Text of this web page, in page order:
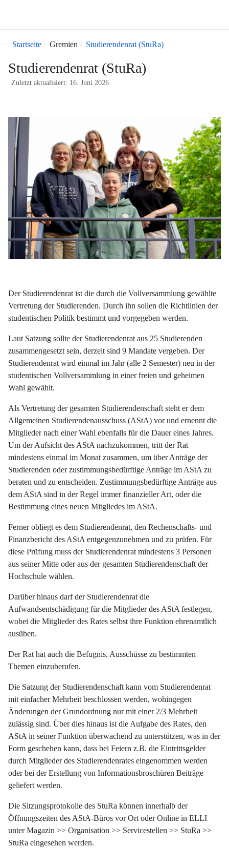
Startseite Gremien Studierendenrat (StuRa)
Studierendenrat (StuRa)
Zuletzt aktualisiert: 16. Juni 2026
Der Studierendenrat ist die durch die Vollversammlung gewählte
Vertretung der Studierenden. Durch ihn sollen die Richtlinien der
studentischen Politik bestimmt und vorgegeben werden.
Laut Satzung sollte der Studierendenrat aus 25 Studierenden
zusammengesetzt sein, derzeit sind 9 Mandate vergeben. Der
Studierendenrat wird einmal im Jahr (alle 2 Semester) neu in der
studentischen Vollversammlung in einer freien und geheimen
Wahl gewählt.
Als Vertretung der gesamten Studierendenschaft steht er dem
Allgemeinen Studierendenausschuss (AStA) vor und ernennt die
Mitglieder nach einer Wahl ebenfalls für die Dauer eines Jahres.
Um der Aufsicht des AStA nachzukommen, tritt der Rat
mindestens einmal im Monat zusammen, um über Anträge der
Studierenden oder zustimmungsbedürftige Anträge im AStA zu
beraten und zu entscheiden. Zustimmungsbedürftige Anträge aus
dem AStA sind in der Regel immer finanzieller Art, oder die
Bestimmung eines neuen Mitgliedes im AStA.
Ferner obliegt es dem Studierendenrat, den Rechenschafts- und
Finanzbericht des AStA entgegenzunehmen und zu prüfen. Für
diese Prüfung muss der Studierendenrat mindestens 3 Personen
aus seiner Mitte oder aus der gesamten Studierendenschaft der
Hochschule wählen.
Darüber hinaus darf der Studierendenrat die
Aufwandsentschädigung für die Mitglieder des AStA festlegen,
wobei die Mitglieder des Rates selbst ihre Funktion ehrenamtlich
ausüben.
Der Rat hat auch die Befugnis, Ausschüsse zu bestimmten
Themen einzuberufen.
Die Satzung der Studierendenschaft kann vom Studierendenrat
mit einfacher Mehrheit beschlossen werden, wohingegen
Änderungen der Grundordnung nur mit einer 2/3 Mehrheit
zulässig sind. Über dies hinaus ist die Aufgabe des Rates, den
AStA in seiner Funktion überwachend zu unterstützen, was in der
Form geschehen kann, dass bei Feiern z.B. die Eintrittsgelder
durch Mitglieder des Studierendenrates eingenommen werden
oder bei der Erstellung von Informationsbroschüren Beiträge
geliefert werden.
Die Sitzungsprotokolle des StuRa können innerhalb der
Öffnungszeiten des AStA-Büros vor Ort oder Online in ELLI
unter Magazin >> Organisation >> Servicestellen >> StuRa >>
StuRa eingesehen werden.